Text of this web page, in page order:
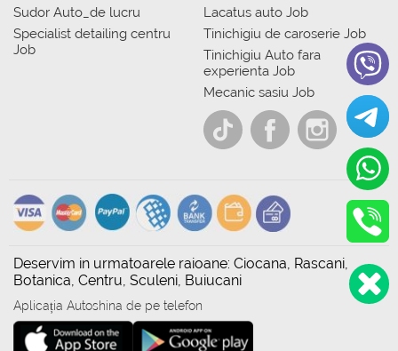
Sudor Auto_de lucru
Specialist detailing centru
Job
Lacatus auto Job
Tinichigiu de caroserie Job
Tinichigiu Auto fara
experienta Job
Mecanic sasiu Job
Deservim in urmatoarele raioane: Ciocana, Rascani,
Botanica, Centru, Sculeni, Buiucani
Aplicația Autoshina de pe telefon